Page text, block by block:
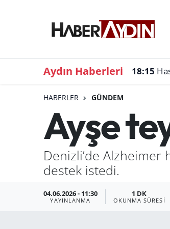
Aydın Haberleri 18:15
HABERLER GÜNDEM
Ayşe
Denizli’de Alzheimer
destek istedi.
04.06.2026 - 11:30
YAYINLANMA
1 DK
OKUNMA SÜRESI